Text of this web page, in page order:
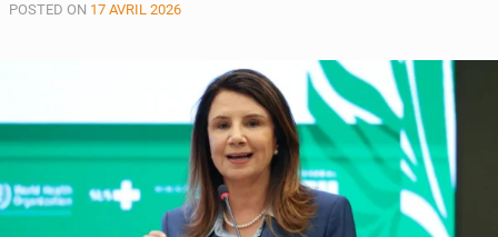
à
POSTED ON 17 AVRIL 2026